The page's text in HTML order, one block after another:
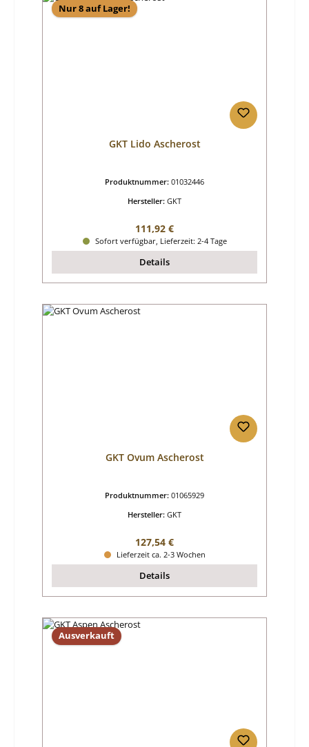
Nur 8 auf Lager!
GKT Lido Ascherost
Produktnummer: 01032446
Hersteller: GKT
Regulärer Preis:
111,92 €
Sofort verfügbar, Lieferzeit: 2-4 Tage
Details
GKT Ovum Ascherost
Produktnummer: 01065929
Hersteller: GKT
Regulärer Preis:
127,54 €
Lieferzeit ca. 2-3 Wochen
Details
Ausverkauft